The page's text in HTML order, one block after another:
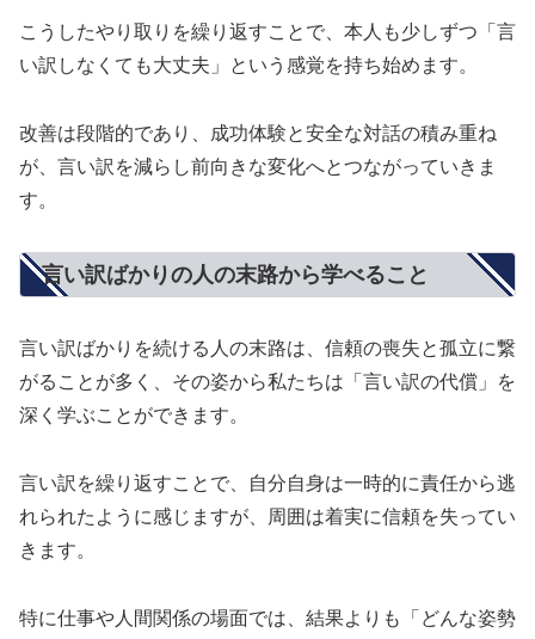
こうしたやり取りを繰り返すことで、本人も少しずつ「言
い訳しなくても大丈夫」という感覚を持ち始めます。
改善は段階的であり、成功体験と安全な対話の積み重ね
が、言い訳を減らし前向きな変化へとつながっていきま
す。
言い訳ばかりの人の末路から学べること
言い訳ばかりを続ける人の末路は、信頼の喪失と孤立に繋
がることが多く、その姿から私たちは「言い訳の代償」を
深く学ぶことができます。
言い訳を繰り返すことで、自分自身は一時的に責任から逃
れられたように感じますが、周囲は着実に信頼を失ってい
きます。
特に仕事や人間関係の場面では、結果よりも「どんな姿勢